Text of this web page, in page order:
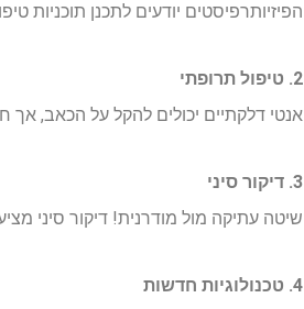
הפיזיותרפיסטים יודעים לתכנן תוכניות
2. טיפול תרופתי
אנטי דלקתיים יכולים להקל על הכאב,
3. דיקור סיני
שיטה עתיקה מול מודרנית! דיקור סיני
4. טכנולוגיות חדשות